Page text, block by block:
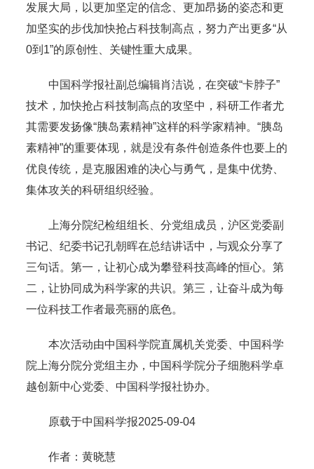
发展大局，以更加坚定的信念、更加昂扬的姿态和更
加坚实的步伐加快抢占科技制高点，努力产出更多“从
0到1”的原创性、关键性重大成果。
中国科学报社副总编辑肖洁说，在突破“卡脖子”
技术，加快抢占科技制高点的攻坚中，科研工作者尤
其需要发扬像“胰岛素精神”这样的科学家精神。“胰岛
素精神”的重要体现，就是没有条件创造条件也要上的
优良传统，是克服困难的决心与勇气，是集中优势、
集体攻关的科研组织经验。
上海分院纪检组组长、分党组成员，沪区党委副
书记、纪委书记孔朝晖在总结讲话中，与观众分享了
三句话。第一，让初心成为攀登科技高峰的恒心。第
二，让协同成为科学家的共识。第三，让奋斗成为每
一位科技工作者最亮丽的底色。
本次活动由中国科学院直属机关党委、中国科学
院上海分院分党组主办，中国科学院分子细胞科学卓
越创新中心党委、中国科学报社协办。
原载于中国科学报2025-09-04
作者：黄晓慧